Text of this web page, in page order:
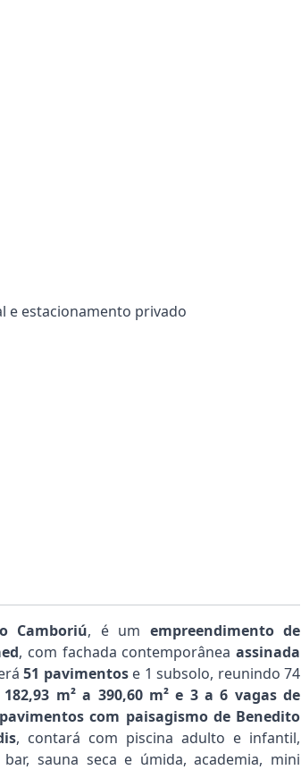
e estacionamento privado
Camboriú, é um empreendimento de
, com fachada contemporâneaassinada
51 pavimentose 1 subsolo, reunindo 74
m² a 390,60 m² e 3 a 6 vagas de
com paisagismo de Benedito
, contará com piscina adulto e infantil,
sauna seca e úmida, academia, mini